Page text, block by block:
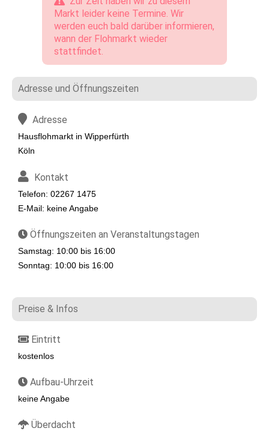
Markt leider keine Termine. Wir
werden euch bald darüber informieren,
wann der Flohmarkt wieder
stattfindet.
Adresse und Öffnungszeiten
Adresse
Hausflohmarkt in Wipperfürth
Köln
Kontakt
Telefon: 02267 1475
E-Mail: keine Angabe
Öffnungszeiten an Veranstaltungstagen
Samstag: 10:00 bis 16:00
Sonntag: 10:00 bis 16:00
Preise & Infos
Eintritt
kostenlos
Aufbau-Uhrzeit
keine Angabe
Überdacht